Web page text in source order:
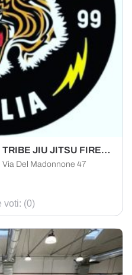
TRIBE JIU JITSU FIRENZE SUD
Via Del Madonnone 47
voti: (0)